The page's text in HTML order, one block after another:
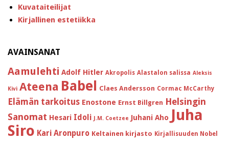
Kuvataiteilijat
Kirjallinen estetiikka
AVAINSANAT
Aamulehti Adolf Hitler Akropolis Alastalon salissa Aleksis
Kivi Ateena Babel Claes Andersson Cormac McCarthy
Elämän tarkoitus Enostone Ernst Billgren Helsingin
Sanomat Hesari Idoli J.M. Coetzee Juhani Aho Juha
Siro Kari Aronpuro Keltainen kirjasto Kirjallisuuden Nobel